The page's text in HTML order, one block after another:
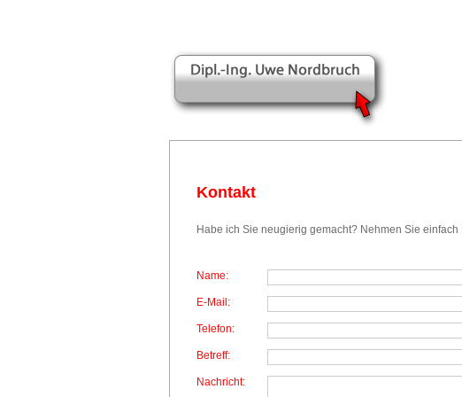
Kontakt
Habe ich Sie neugierig gemacht? Nehmen Sie
Name:
E-Mail:
Telefon:
Betreff:
Nachricht: